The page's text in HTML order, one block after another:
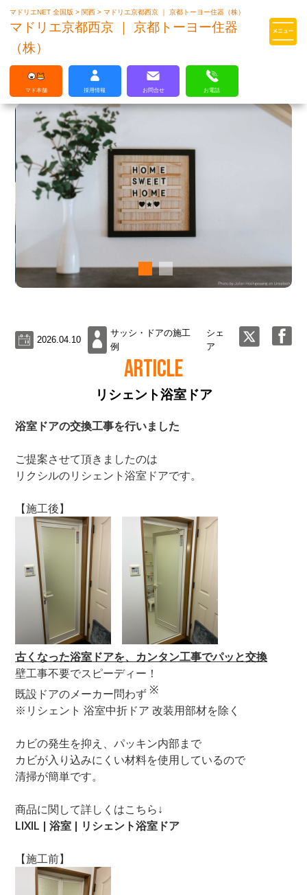
マドリエはLIXILの厳しい基準を
クリアした住まいのプロ集団です
マドリエNET 全国版> 関西>マドリエ京都西京 ｜ 京都トーヨー住器（株）
マドリエ京都西京 ｜ 京都トーヨー住器
（株）
マド本舗 採用情報 お問合せ お電話
2026.04.10
サッシ・ドアの施工
例
シェ
ア
ARTICLE
リシェント浴室ドア